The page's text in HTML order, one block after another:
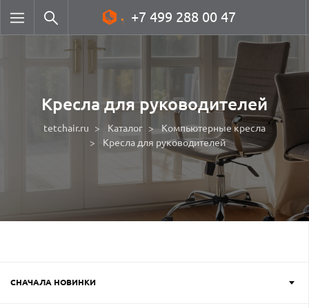
+7 499 288 00 47
Кресла для руководителей
tetchair.ru Каталог
Компьютерные кресла
Кресла для руководителей
СНАЧАЛА НОВИНКИ